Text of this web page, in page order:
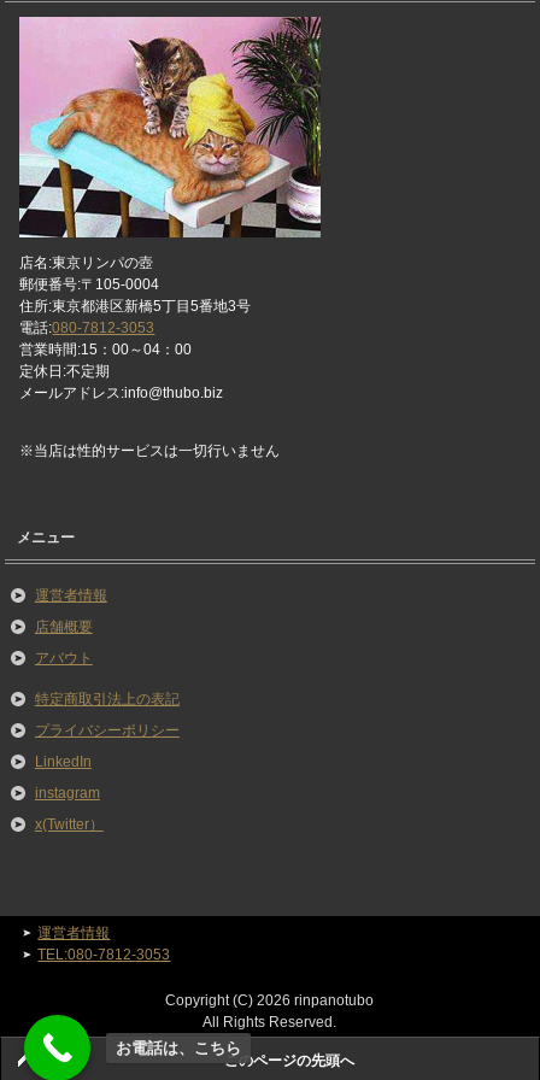
店名:東京リンパの壺
郵便番号:〒105-0004
住所:東京都港区新橋5丁目5番地3号
電話:080-7812-3053
営業時間:15：00～04：00
定休日:不定期
メールアドレス:info@thubo.biz
※当店は性的サービスは一切行いません
メニュー
運営者情報
店舗概要
アバウト
特定商取引法上の表記
プライバシーポリシー
LinkedIn
instagram
x(Twitter）
運営者情報
TEL:080-7812-3053
Copyright (C) 2026 rinpanotubo
All Rights Reserved.
このページの先頭へ
お電話は、こちら